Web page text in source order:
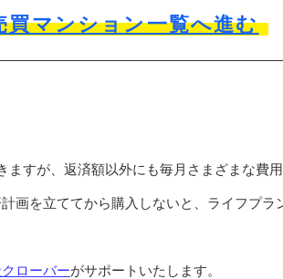
買マンション一覧へ進む
すが、返済額以外にも毎月さまざまな費用
画を立ててから購入しないと、ライフプ
ローバーがサポートいたします。